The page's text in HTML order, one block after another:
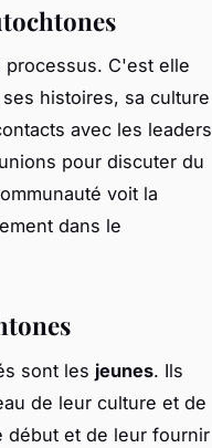
C'est elle
histoires, sa culture
avec les leaders
pour discuter du
voit la
dans le
sont les jeunes. Ils
de leur culture et de
début et de leur fournir